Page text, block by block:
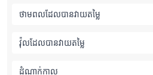
ថាមពលដែលបានវាយតម្លៃ
វ៉ុលដែលបានវាយតម្លៃ
ដំណាក់កាល